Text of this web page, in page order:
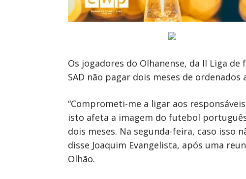
Os jogadores do Olhanense, da II Liga
SAD não pagar dois meses de
“Comprometi-me a ligar aos
isto afeta a imagem do futebol
dois meses. Na segunda-feira, caso isso
disse Joaquim Evangelista, após uma
Olhão.